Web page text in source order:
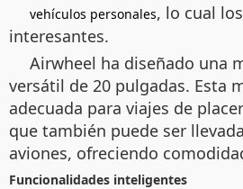
vehículos personales, lo cual
interesantes.
Airwheel ha diseñado una
versátil de 20 pulgadas. Esta
adecuada para viajes de
que también puede ser
aviones, ofreciendo
Funcionalidades inteligentes